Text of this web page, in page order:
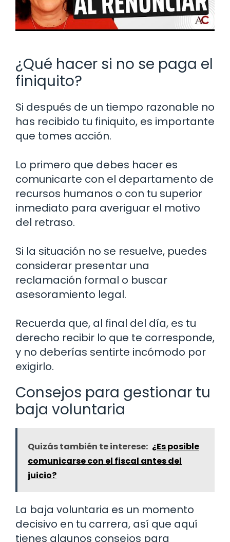
¿Qué hacer si no se paga el
finiquito?
Si después de un tiempo razonable no
has recibido tu finiquito, es importante
que tomes acción.
Lo primero que debes hacer es
comunicarte con el departamento de
recursos humanos o con tu superior
inmediato para averiguar el motivo
del retraso.
Si la situación no se resuelve, puedes
considerar presentar una
reclamación formal o buscar
asesoramiento legal.
Recuerda que, al final del día, es tu
derecho recibir lo que te corresponde,
y no deberías sentirte incómodo por
exigirlo.
Consejos para gestionar tu
baja voluntaria
Quizás también te interese: ¿Es posible
comunicarse con el fiscal antes del
juicio?
La baja voluntaria es un momento
decisivo en tu carrera, así que aquí
tienes algunos consejos para